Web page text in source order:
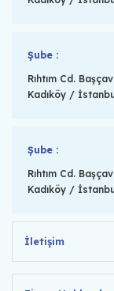
Şube :
Rıhtım Cd.
Kadıköy /
Şube :
Rıhtım Cd.
Kadıköy /
İletişim